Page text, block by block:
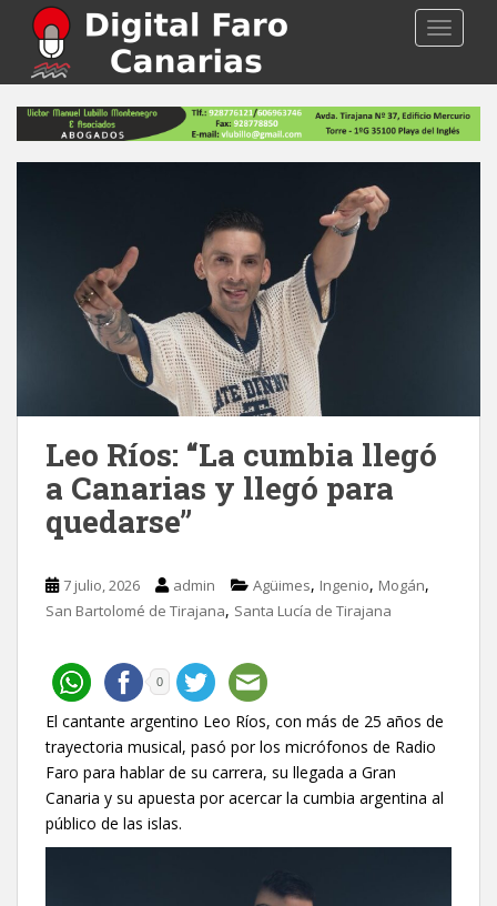
p
Leo Ríos: “La cumbia llegó
a Canarias y llegó para
quedarse”
7 julio, 2026 admin Agüimes, Ingenio, Mogán,
San Bartolomé de Tirajana, Santa Lucía de Tirajana
0
El cantante argentino Leo Ríos, con más de 25 años de
trayectoria musical, pasó por los micrófonos de Radio
Faro para hablar de su carrera, su llegada a Gran
Canaria y su apuesta por acercar la cumbia argentina al
público de las islas.